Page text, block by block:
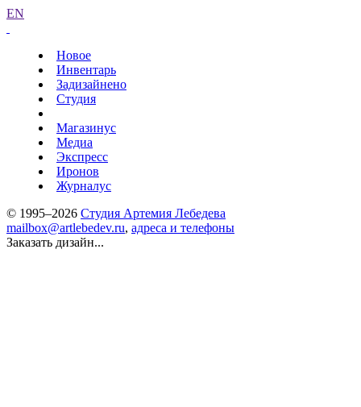
EN
Новое
Инвентарь
Задизайнено
Студия
Магазинус
Медиа
Экспресс
Иронов
Журналус
© 1995–2026 Студия Артемия Лебедева
mailbox@artlebedev.ru, адреса и телефоны
Заказать дизайн...